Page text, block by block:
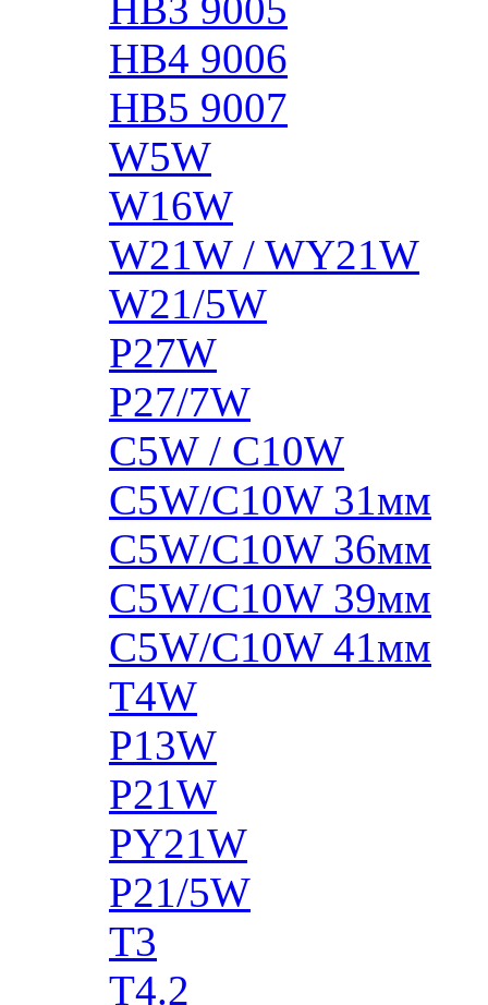
HB4 9006
HB5 9007
W5W
W16W
W21W / WY21W
W21/5W
P27W
P27/7W
C5W / C10W
C5W/C10W 31мм
C5W/C10W 36мм
C5W/C10W 39мм
C5W/C10W 41мм
T4W
P13W
P21W
PY21W
P21/5W
T3
T4.2